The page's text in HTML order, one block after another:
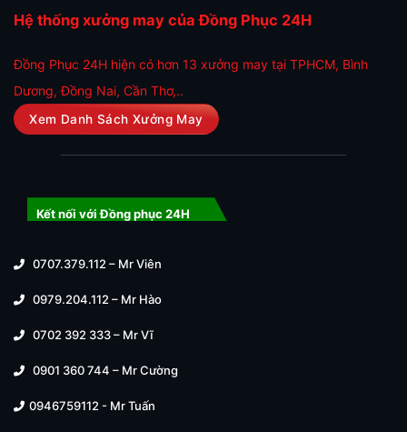
Hệ thống xưởng may của Đồng Phục 24H
Đồng Phục 24H hiện có hơn 13 xưởng may tại TPHCM, Bình
Dương, Đồng Nai, Cần Thơ,..
Xem Danh Sách Xưởng May
Kết nối với Đồng phục 24H
0707.379.112 – Mr Viên
0979.204.112 – Mr Hào
0702 392 333 – Mr Vĩ
0901 360 744 – Mr Cường
0946759112 - Mr Tuấn